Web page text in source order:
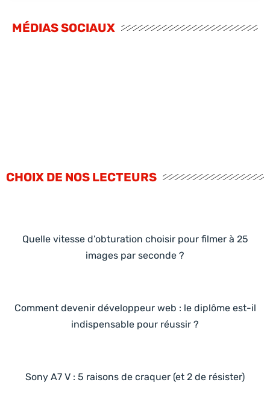
MÉDIAS SOCIAUX
CHOIX DE NOS LECTEURS
Quelle vitesse d’obturation choisir pour filmer à 25
images par seconde ?
Comment devenir développeur web : le diplôme est-il
indispensable pour réussir ?
Sony A7 V : 5 raisons de craquer (et 2 de résister)